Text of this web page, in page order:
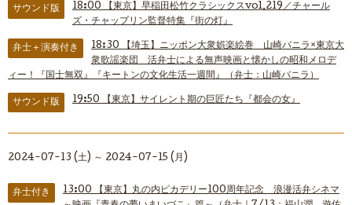
サウンド版 18:00
【東京】早稲田松竹クラシックスvol.219／チャール
ズ・チャップリン監督特集『街の灯』
弁士＋演奏付き 18:30
【埼玉】ニッポン大衆娯楽絵巻 山崎バニラ×東京大
衆歌謡楽団 活弁士による無声映画と懐かしの昭和メロデ
ィー！『国士無双』『キートンの文化生活一週間』（弁士：山崎バニラ）
サウンド版 19:50 【東京】サイレント期の巨匠たち『都会の女』
2024-07-13 (土) ～ 2024-07-15 (月)
弁士付き 13:00
【東京】丸の内ピカデリー100周年記念 浪漫活弁シネマ